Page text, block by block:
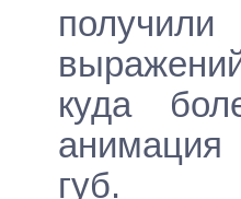
куда
губ.